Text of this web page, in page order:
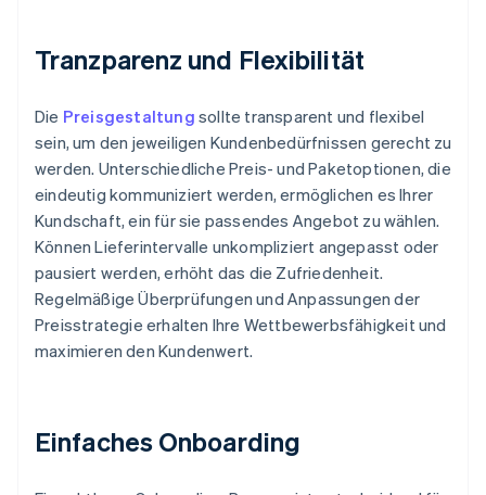
Tranzparenz und Flexibilität
Die Preisgestaltung sollte transparent und flexibel
sein, um den jeweiligen Kundenbedürfnissen gerecht zu
werden. Unterschiedliche Preis- und Paketoptionen, die
eindeutig kommuniziert werden, ermöglichen es Ihrer
Kundschaft, ein für sie passendes Angebot zu wählen.
Können Lieferintervalle unkompliziert angepasst oder
pausiert werden, erhöht das die Zufriedenheit.
Regelmäßige Überprüfungen und Anpassungen der
Preisstrategie erhalten Ihre Wettbewerbsfähigkeit und
maximieren den Kundenwert.
Einfaches Onboarding